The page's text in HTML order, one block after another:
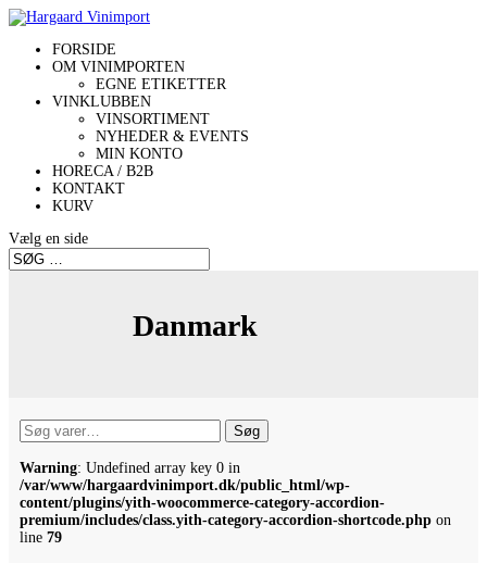
FORSIDE
OM VINIMPORTEN
EGNE ETIKETTER
VINKLUBBEN
VINSORTIMENT
NYHEDER & EVENTS
MIN KONTO
HORECA / B2B
KONTAKT
KURV
Vælg en side
Danmark
Søg
efter:
Søg
Warning: Undefined array key 0 in
/var/www/hargaardvinimport.dk/public_html/wp-
content/plugins/yith-woocommerce-category-accordion-
premium/includes/class.yith-category-accordion-shortcode.php on
line 79